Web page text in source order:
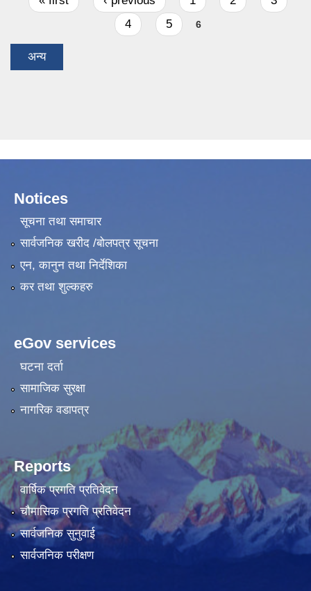
4
5 6
अन्य
Notices
सूचना तथा समाचार
सार्वजनिक खरीद /बोलपत्र सूचना
एन, कानुन तथा निर्देशिका
कर तथा शुल्कहरु
eGov services
घटना दर्ता
सामाजिक सुरक्षा
नागरिक वडापत्र
Reports
वार्षिक प्रगति प्रतिवेदन
चौमासिक प्रगति प्रतिवेदन
सार्वजनिक सुनुवाई
सार्वजनिक परीक्षण